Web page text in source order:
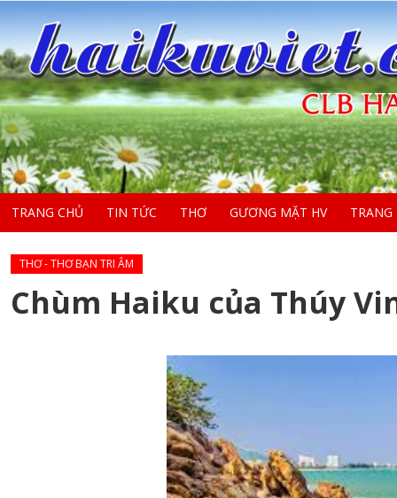
TRANG CHỦ TIN TỨC THƠ GƯƠNG MẶT HV
THƠ - THƠ BẠN TRI ÂM
Chùm Haiku của Thúy